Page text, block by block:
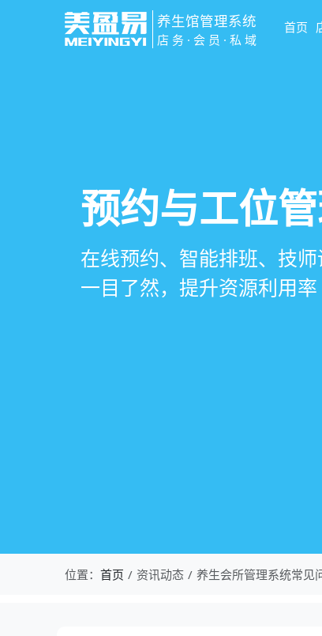
养生馆管理系统
店务·会员·私域
首页
智慧养生馆管
一站式解决养生馆预约、
销全流程数字化管理
会员营销&锁
会员积分、套餐定制、精
升复购率与客单价
预约与工位
在线预约、智能排班、技
一目了然，提升资源利用率
健康档案与效
客户体质记录、服务方案
化展示服务价值
位置： 首页 资讯动态 养生会所管理系统常见